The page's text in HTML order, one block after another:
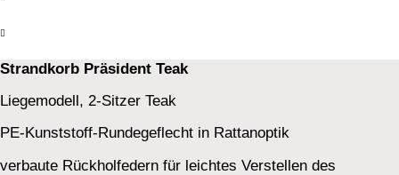
Strandkorb Präsident Teak
Liegemodell, 2-Sitzer Teak
PE-Kunststoff-Rundegeflecht in Rattanoptik
verbaute Rückholfedern für leichtes Verstellen des